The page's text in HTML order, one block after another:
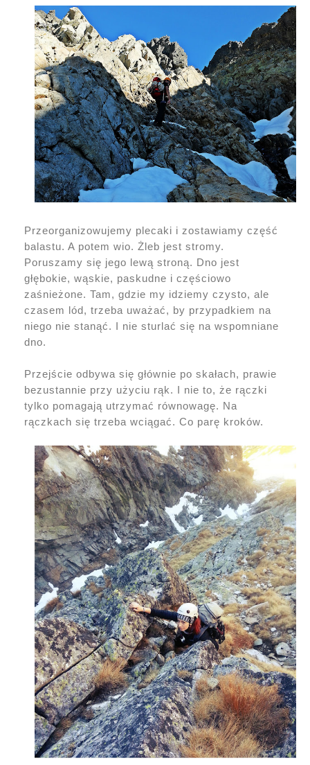
Przeorganizowujemy plecaki i zostawiamy część
balastu. A potem wio. Żleb jest stromy.
Poruszamy się jego lewą stroną. Dno jest
głębokie, wąskie, paskudne i częściowo
zaśnieżone. Tam, gdzie my idziemy czysto, ale
czasem lód, trzeba uważać, by przypadkiem na
niego nie stanąć. I nie sturlać się na wspomniane
dno.
Przejście odbywa się głównie po skałach, prawie
bezustannie przy użyciu rąk. I nie to, że rączki
tylko pomagają utrzymać równowagę. Na
rączkach się trzeba wciągać. Co parę kroków.